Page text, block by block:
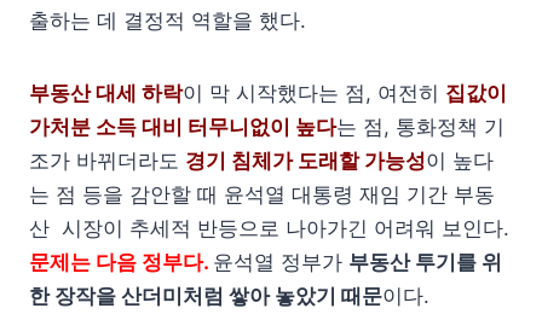
출하는 데 결정적 역할을 했다.
부동산 대세 하락이 막 시작했다는 점, 여전히 집값이
가처분 소득 대비 터무니없이 높다는 점, 통화정책 기
조가 바뀌더라도 경기 침체가 도래할 가능성이 높다
는 점 등을 감안할 때 윤석열 대통령 재임 기간 부동
산 시장이 추세적 반등으로 나아가긴 어려워 보인다.
문제는 다음 정부다. 윤석열 정부가 부동산 투기를 위
한 장작을 산더미처럼 쌓아 놓았기 때문이다.